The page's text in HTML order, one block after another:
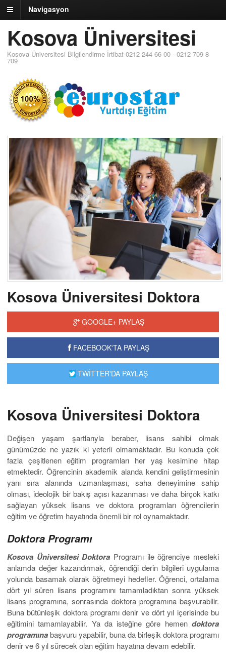
Navigasyon
Kosova Üniversitesi
Kosova Üniversitesi Bilgilendirme İrtibat 0212 244 66 00 - 0212 709 8
709
Kosova Üniversitesi Doktora
GOOGLE+ PAYLAŞ
FACEBOOK'TA PAYLAŞ
TWİTTER'DA PAYLAŞ
Kosova Üniversitesi Doktora
Değişen yaşam şartlarıyla beraber, lisans sahibi olmak
günümüzde ne yazık ki yeterli olmamaktadır. Bu konuda çok
fazla çeşitlenen eğitim programları her yaş kesimine hitap
etmektedir. Öğrencinin akademik alanda kendini geliştirmesinin
yanı sıra alanında uzmanlaşması, saha deneyimine sahip
olması, ideolojik bir bakış açısı kazanması ve daha birçok katkı
sağlayan yüksek lisans ve doktora programları öğrencilerin
eğitim ve öğretim hayatında önemli bir rol oynamaktadır.
Doktora Programı
Kosova Üniversitesi Doktora Programı ile öğrenciye mesleki
anlamda değer kazandırmak, öğrendiği derin bilgileri uygulama
yolunda basamak olarak öğretmeyi hedefler. Öğrenci, ortalama
dört yıl süren lisans programını tamamladıktan sonra yüksek
lisans programına, sonrasında doktora programına başvurabilir.
Buna bütünleşik doktora programı denir ve dört yıl içerisinde bu
eğitimini tamamlayabilir. Ya da isteğine göre hemen doktora
programınabaşvuru yapabilir, buna da birleşik doktora programı
denir ve 6 yıl sürecek olan eğitim hayatına devam edebilir.